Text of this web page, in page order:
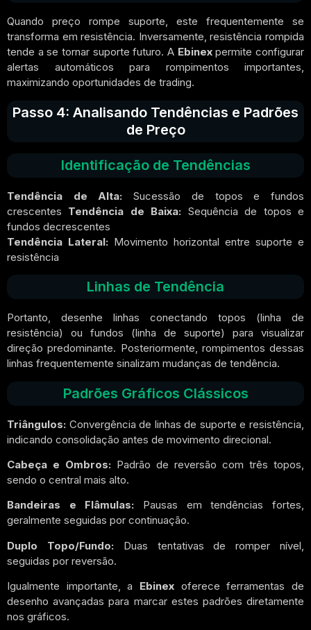
Quando preço rompe suporte, este frequentemente se
transforma em resistência. Inversamente, resistência rompida
tende a se tornar suporte futuro. A Ebinexpermite configurar
alertas automáticos para rompimentos importantes,
maximizando oportunidades de trading.
Passo 4: Analisando Tendências e Padrões
de Preço
Identificação de Tendências
Tendência de Alta: Sucessão de topos e fundos
crescentes Tendência de Baixa: Sequência de topos e
fundos decrescentes
Tendência Lateral: Movimento horizontal entre suporte e
resistência
Linhas de Tendência
Portanto, desenhe linhas conectando topos (linha de
resistência) ou fundos (linha de suporte) para visualizar
direção predominante. Posteriormente, rompimentos dessas
linhas frequentemente sinalizam mudanças de tendência.
Padrões Gráficos Clássicos
Triângulos: Convergência de linhas de suporte e resistência,
indicando consolidação antes de movimento direcional.
Cabeça e Ombros: Padrão de reversão com três topos,
sendo o central mais alto.
Bandeiras e Flâmulas: Pausas em tendências fortes,
geralmente seguidas por continuação.
Duplo Topo/Fundo: Duas tentativas de romper nível,
seguidas por reversão.
Igualmente importante, a Ebinex oferece ferramentas de
desenho avançadas para marcar estes padrões diretamente
nos gráficos.